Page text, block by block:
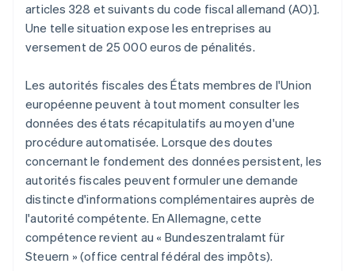
articles 328 et suivants du code fiscal allemand (AO)].
Une telle situation expose les entreprises au
versement de 25 000 euros de pénalités.
Les autorités fiscales des États membres de l'Union
européenne peuvent à tout moment consulter les
données des états récapitulatifs au moyen d'une
procédure automatisée. Lorsque des doutes
concernant le fondement des données persistent, les
autorités fiscales peuvent formuler une demande
distincte d'informations complémentaires auprès de
l'autorité compétente. En Allemagne, cette
compétence revient au « Bundeszentralamt für
Steuern » (office central fédéral des impôts).